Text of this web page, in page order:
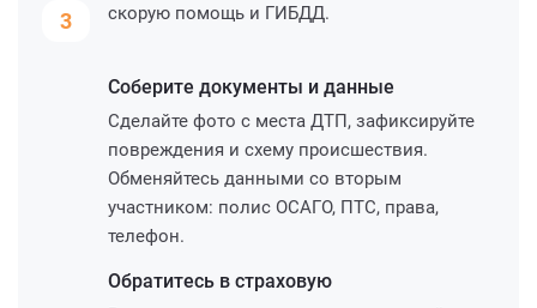
3
скорую помощь и ГИБДД.
Соберите документы и данные
Сделайте фото с места ДТП, зафиксируйте
повреждения и схему происшествия.
Обменяйтесь данными со вторым
участником: полис ОСАГО, ПТС, права,
телефон.
Обратитесь в страховую